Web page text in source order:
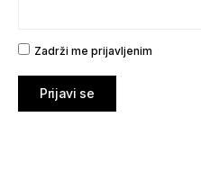
Zadrži me prijavljenim
Prijavi se